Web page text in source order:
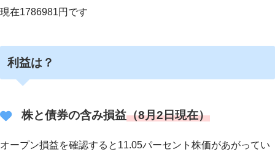
現在1786981円です
利益は？
株と債券の含み損益（8月2日現在）
オープン損益を確認すると11.05パーセント株価があがってい